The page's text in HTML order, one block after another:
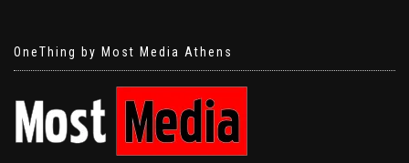
OneThing by Most Media Athens